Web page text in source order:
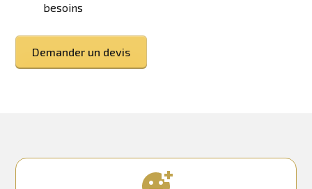
besoins
Demander un devis